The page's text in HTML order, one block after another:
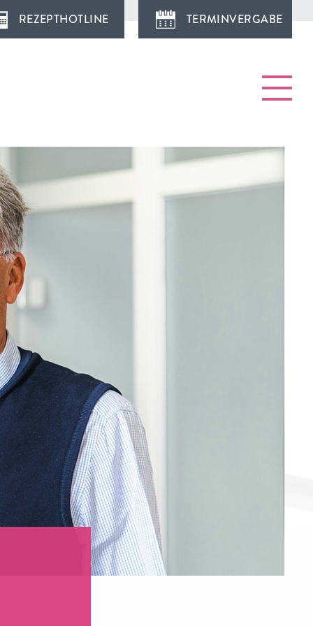
REZEPTHOTLINE TERMINVERGABE
Spingler
Mauz
Kalogirou
Winkler
Kimmel